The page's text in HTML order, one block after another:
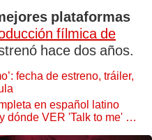
plataformas
fílmica de
hace dos años.
fecha de estreno, tráiler,
en español latino
dónde VER 'Talk to me' de